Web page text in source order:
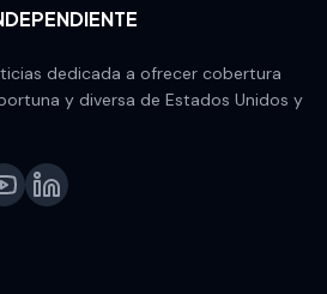
dedicada a ofrecer cobertura
y diversa de Estados Unidos y